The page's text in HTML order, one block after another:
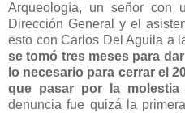
Arqueología, un señor con
Dirección General y el
esto con Carlos Del Aguila a
se tomó tres meses para
lo necesario para cerrar el
que pasar por la
denuncia fue quizá la